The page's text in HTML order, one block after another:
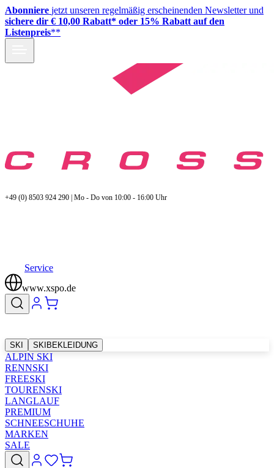
Abonniere jetzt unseren regelmäßig erscheinenden Newsletter und
sichere dir € 10,00 Rabatt* oder 15% Rabatt auf den
Listenpreis**
+49 (0) 8503 924 290 | Mo - Do von 10:00 - 16:00 Uhr
Service
www.xspo.de
SKI SKIBEKLEIDUNG
ALPIN SKI
RENNSKI
FREESKI
TOURENSKI
LANGLAUF
PREMIUM
SCHNEESCHUHE
MARKEN
SALE